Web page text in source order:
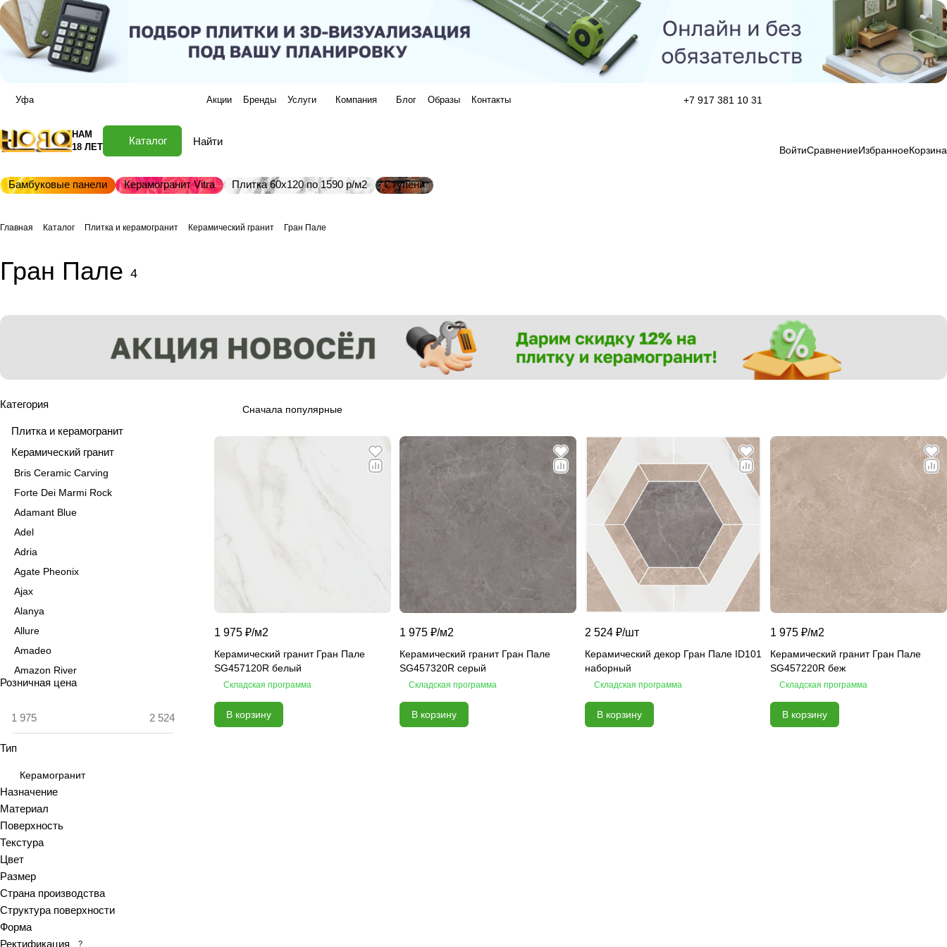
Уфа Акции Бренды Услуги Компания Блог Образы Контакты +7 917 381 10 31
НАМ
18 ЛЕТ
Каталог
ВойтиСравнениеИзбранноеКорзина
Бамбуковые панели Керамогранит Vitra Плитка 60х120 по 1590 р/м2 Ступени
Главная Каталог Плитка и керамогранит Керамический гранит Гран Пале
Гран Пале 4
Сначала популярные
1 975 ₽/м2
Керамический гранит Гран Пале
SG457120R белый
Складская программа
В корзину
1 975 ₽/м2
Керамический гранит Гран Пале
SG457320R серый
Складская программа
В корзину
2 524 ₽/шт
Керамический декор Гран Пале ID101
наборный
Складская программа
В корзину
1 975 ₽/м2
Керамический гранит Гран Пале
SG457220R беж
Складская программа
В корзину
Категория
Плитка и керамогранит
Керамический гранит
Bris Ceramic Carving
Forte Dei Marmi Rock
Adamant Blue
Adel
Adria
Agate Pheonix
Ajax
Alanya
Allure
Amadeo
Amazon River
Amber Agate
Antiquewood
Ardesia
Arena
Argentina
Armani marble
Art
Arts
Ascot
Розничная цена
Тип
Керамогранит
Назначение
Материал
Поверхность
Текстура
Цвет
Размер
Страна производства
Структура поверхности
Форма
Ректификация
?